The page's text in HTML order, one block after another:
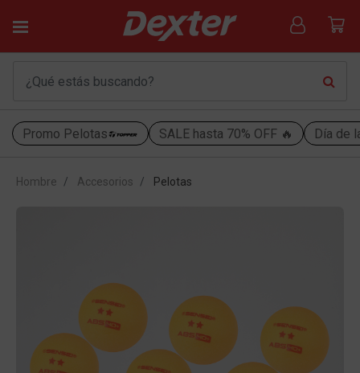
Promo Pelotas SALE hasta 70% OFF 🔥 Día de
Hombre Accesorios Pelotas